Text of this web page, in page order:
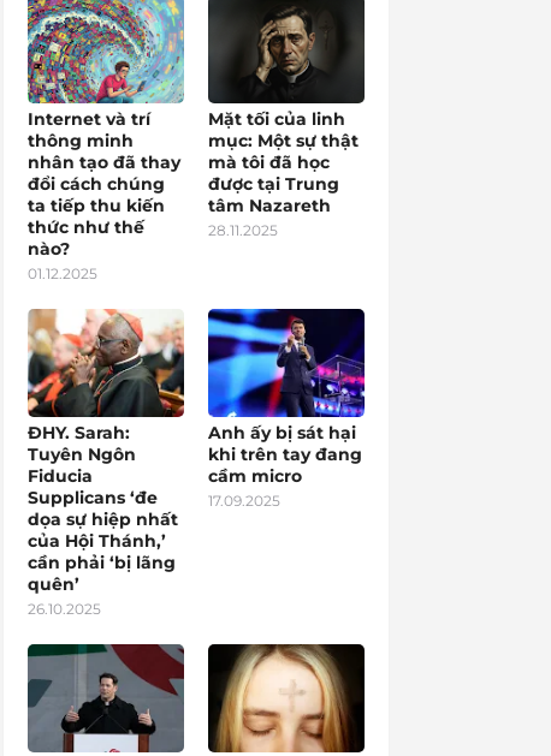
Internet và trí
thông minh
nhân tạo đã thay
đổi cách chúng
ta tiếp thu kiến
thức như thế
nào?
01.12.2025
Mặt tối của linh
mục: Một sự thật
mà tôi đã học
được tại Trung
tâm Nazareth
28.11.2025
ĐHY. Sarah:
Tuyên Ngôn
Fiducia
Supplicans ‘đe
dọa sự hiệp nhất
của Hội Thánh,’
cần phải ‘bị lãng
quên’
26.10.2025
Anh ấy bị sát hại
khi trên tay đang
cầm micro
17.09.2025